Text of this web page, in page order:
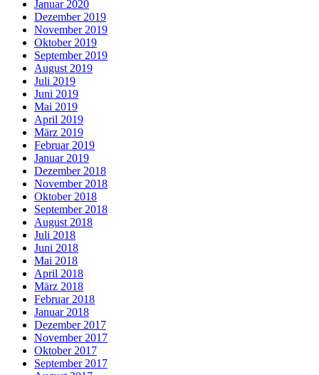
Januar 2020
Dezember 2019
November 2019
Oktober 2019
September 2019
August 2019
Juli 2019
Juni 2019
Mai 2019
April 2019
März 2019
Februar 2019
Januar 2019
Dezember 2018
November 2018
Oktober 2018
September 2018
August 2018
Juli 2018
Juni 2018
Mai 2018
April 2018
März 2018
Februar 2018
Januar 2018
Dezember 2017
November 2017
Oktober 2017
September 2017